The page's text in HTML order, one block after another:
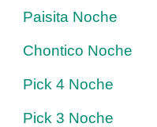
Paisita Noche
Chontico Noche
Pick 4 Noche
Pick 3 Noche